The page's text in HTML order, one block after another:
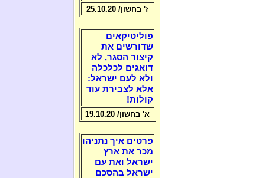
ז' בחשון/ 25.10.20
פוליטיקאים
שדורשים את
קיצור הסגר, לא
דואגים לכלכלה
ולא לעם ישראל:
אלא לצבירת עוד
קולות!
א' בחשון/ 19.10.20
פרטים איך נתניהו
מכר את ארץ
ישראל ואת עם
ישראל בהסכם